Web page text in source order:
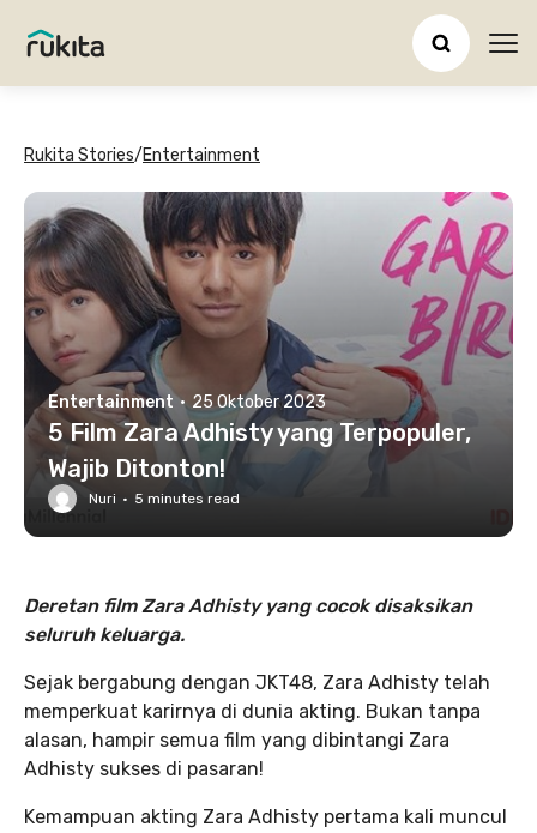
Rukita Stories/Entertainment
Entertainment · 25 Oktober 2023
5 Film Zara Adhisty yang Terpopuler,
Wajib Ditonton!
Nuri · 5 minutes read
Deretan film Zara Adhisty yang cocok disaksikan
seluruh keluarga.
Sejak bergabung dengan JKT48, Zara Adhisty telah
memperkuat karirnya di dunia akting. Bukan tanpa
alasan, hampir semua film yang dibintangi Zara
Adhisty sukses di pasaran!
Kemampuan akting Zara Adhisty pertama kali muncul